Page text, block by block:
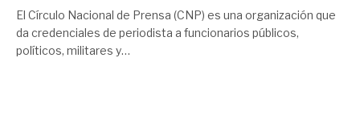
El Círculo Nacional de Prensa (CNP) es una organización que
da credenciales de periodista a funcionarios públicos,
políticos, militares y…